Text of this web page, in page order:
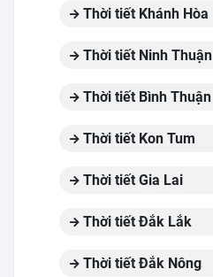
Thời tiết Khánh Hòa
Thời tiết Ninh Thuận
Thời tiết Bình Thuận
Thời tiết Kon Tum
Thời tiết Gia Lai
Thời tiết Đắk Lắk
Thời tiết Đắk Nông